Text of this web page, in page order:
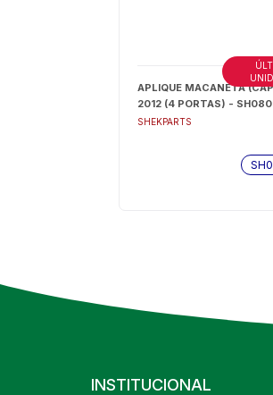
APLIQUE MACANETA
2012 (4 PORTAS) -
SHEKPARTS
INSTITUCIONAL